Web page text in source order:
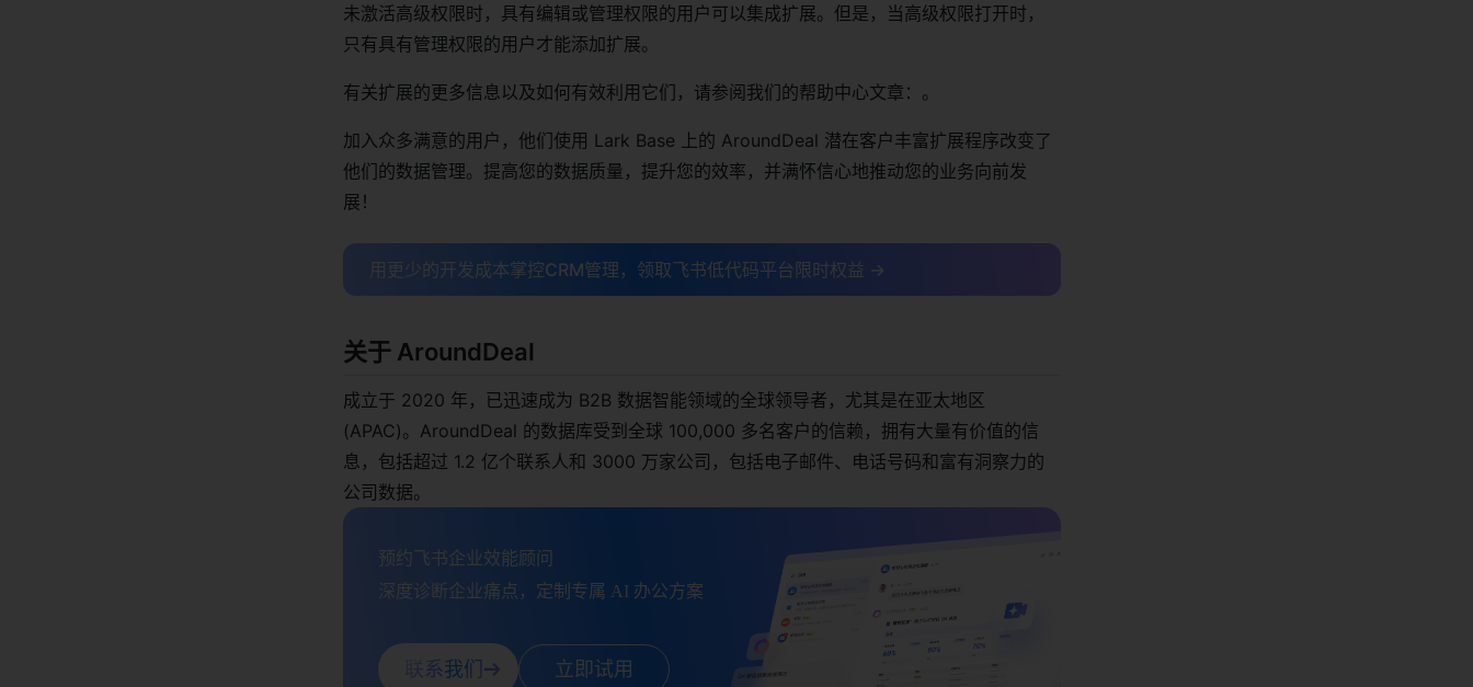
未激活高级权限时，具有编辑或管理权限的用户可以集成扩展。但是，当高级权限打开时，
只有具有管理权限的用户才能添加扩展。
有关扩展的更多信息以及如何有效利用它们，请参阅我们的帮助中心文章：。
加入众多满意的用户，他们使用 Lark Base 上的 AroundDeal 潜在客户丰富扩展程序改变了
他们的数据管理。提高您的数据质量，提升您的效率，并满怀信心地推动您的业务向前发
展！
用更少的开发成本掌控CRM管理，领取飞书低代码平台限时权益 →
关于 AroundDeal
成立于 2020 年，已迅速成为 B2B 数据智能领域的全球领导者，尤其是在亚太地区
(APAC)。AroundDeal 的数据库受到全球 100,000 多名客户的信赖，拥有大量有价值的信
息，包括超过 1.2 亿个联系人和 3000 万家公司，包括电子邮件、电话号码和富有洞察力的
公司数据。
预约飞书企业效能顾问
深度诊断企业痛点，定制专属 AI 办公方案
联系我们 立即试用